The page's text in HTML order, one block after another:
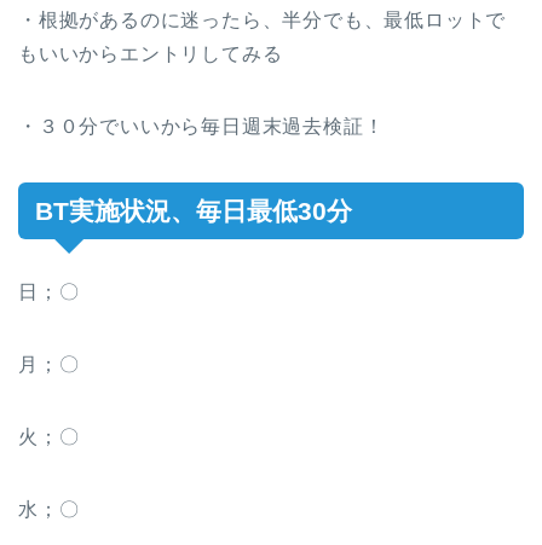
・根拠があるのに迷ったら、半分でも、最低ロットで
もいいからエントリしてみる
・３０分でいいから毎日週末過去検証！
BT実施状況、毎日最低30分
日；〇
月；〇
火；〇
水；〇